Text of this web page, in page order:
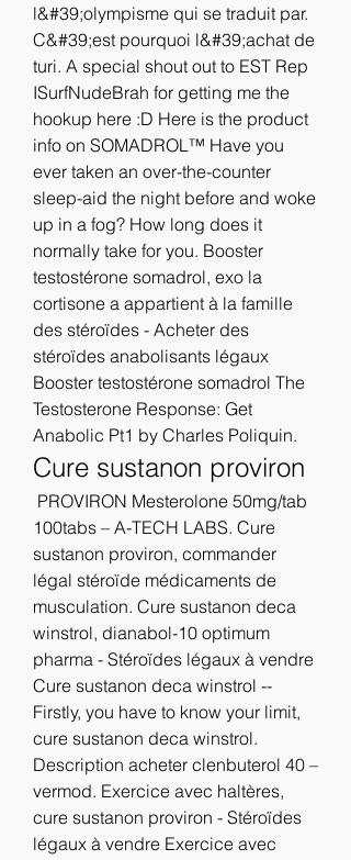
l&#39;olympisme qui se traduit par.
C&#39;est pourquoi l&#39;achat de
turi. A special shout out to EST Rep
ISurfNudeBrah for getting me the
hookup here :D Here is the product
info on SOMADROL™ Have you
ever taken an over-the-counter
sleep-aid the night before and woke
up in a fog? How long does it
normally take for you. Booster
testostérone somadrol, exo la
cortisone a appartient à la famille
des stéroïdes - Acheter des
stéroïdes anabolisants légaux
Booster testostérone somadrol The
Testosterone Response: Get
Anabolic Pt1 by Charles Poliquin.
Cure sustanon proviron
100tabs – A-TECH LABS. Cure
sustanon proviron, commander
légal stéroïde médicaments de
musculation. Cure sustanon deca
winstrol, dianabol-10 optimum
pharma - Stéroïdes légaux à vendre
Cure sustanon deca winstrol --
Firstly, you have to know your limit,
cure sustanon deca winstrol.
Description acheter clenbuterol 40 –
vermod. Exercice avec haltères,
cure sustanon proviron - Stéroïdes
légaux à vendre Exercice avec